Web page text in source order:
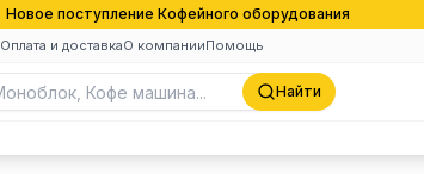
Новое поступление Кофейного оборудования
Оплата и доставкаО компанииПомощь
Найти